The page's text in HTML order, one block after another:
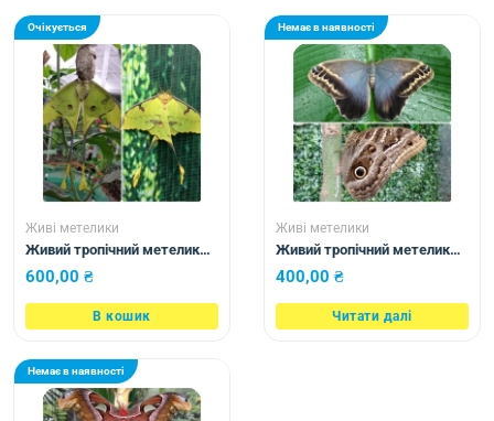
Очікується
Живі метелики
Живий тропічний метелик
Argema mimosae
600,00 ₴
В кошик
Немає в наявності
Живі метелики
Живий тропічний метелик
Caligo illioneus
400,00 ₴
Читати далі
Немає в наявності